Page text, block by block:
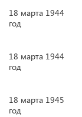
18 марта 1944
год
18 марта 1944
год
18 марта 1945
год